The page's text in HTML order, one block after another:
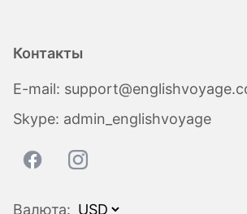
Контакты
E-mail:
Skype: admin_englishvoyage
Валюта: